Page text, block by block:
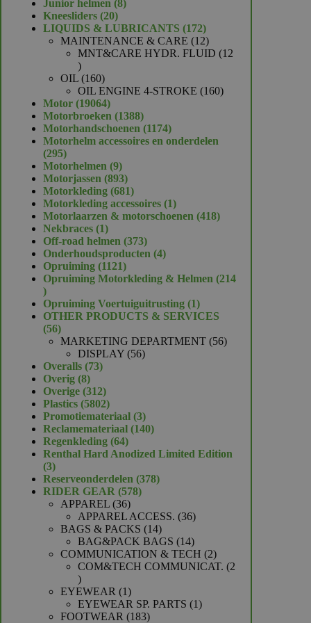
product
Junior helmen 88
Kneesliders 2020
producten
LIQUIDS & LUBRICANTS 172172
producten
MAINTENANCE & CARE 1212
producten
MNT&CARE HYDR. FLUID
12
12
producten
OIL 160160
producten
OIL ENGINE 4-STROKE 160160
Motor 1906419064
producten
Motorbroeken 13881388
producten
Motorhandschoenen 11741174
producten
Motorhelm accessoires en onderdelen
295295
producten
Motorhelmen 99
producten
Motorjassen 893893
producten
Motorkleding 681681
producten
Motorkleding accessoires 11
product
Motorlaarzen & motorschoenen 418418
Nekbraces 11
product
Off-road helmen 373373
producten
Onderhoudsproducten 44
Opruiming 11211121
producten
Opruiming Motorkleding & Helmen
214
214
producten
Opruiming Voertuiguitrusting 11
product
OTHER PRODUCTS & SERVICES
5656
producten
MARKETING DEPARTMENT 5656
DISPLAY 5656
Overalls 7373
Overig 88
producten
Overige 312312
producten
Plastics 58025802
producten
Promotiemateriaal 33
producten
Reclamemateriaal 140140
Regenkleding 6464
producten
Renthal Hard Anodized Limited Edition
33
producten
Reserveonderdelen 378378
RIDER GEAR 578578
APPAREL 3636
producten
APPAREL ACCESS. 3636
BAGS & PACKS 1414
producten
BAG&PACK BAGS 1414
producten
COMMUNICATION & TECH 22
producten
COM&TECH COMMUNICAT.
2
2
producten
EYEWEAR 11
product
EYEWEAR SP. PARTS 11
FOOTWEAR 183183